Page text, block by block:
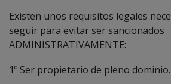
Existen unos requisitos legales
seguir para evitar ser sancionados
ADMINISTRATIVAMENTE:
1º Ser propietario de pleno dominio.